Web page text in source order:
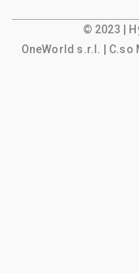
© 2023 |
OneWorld s.r.l.
| C.so